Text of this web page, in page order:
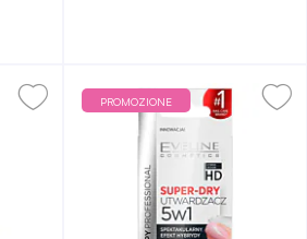
PROMOZIONE